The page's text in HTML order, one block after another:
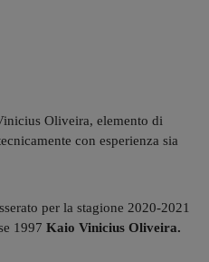
Oliveira, elemento di
con esperienza sia
per la stagione 2020-2021
1997 Kaio Vinicius Oliveira.